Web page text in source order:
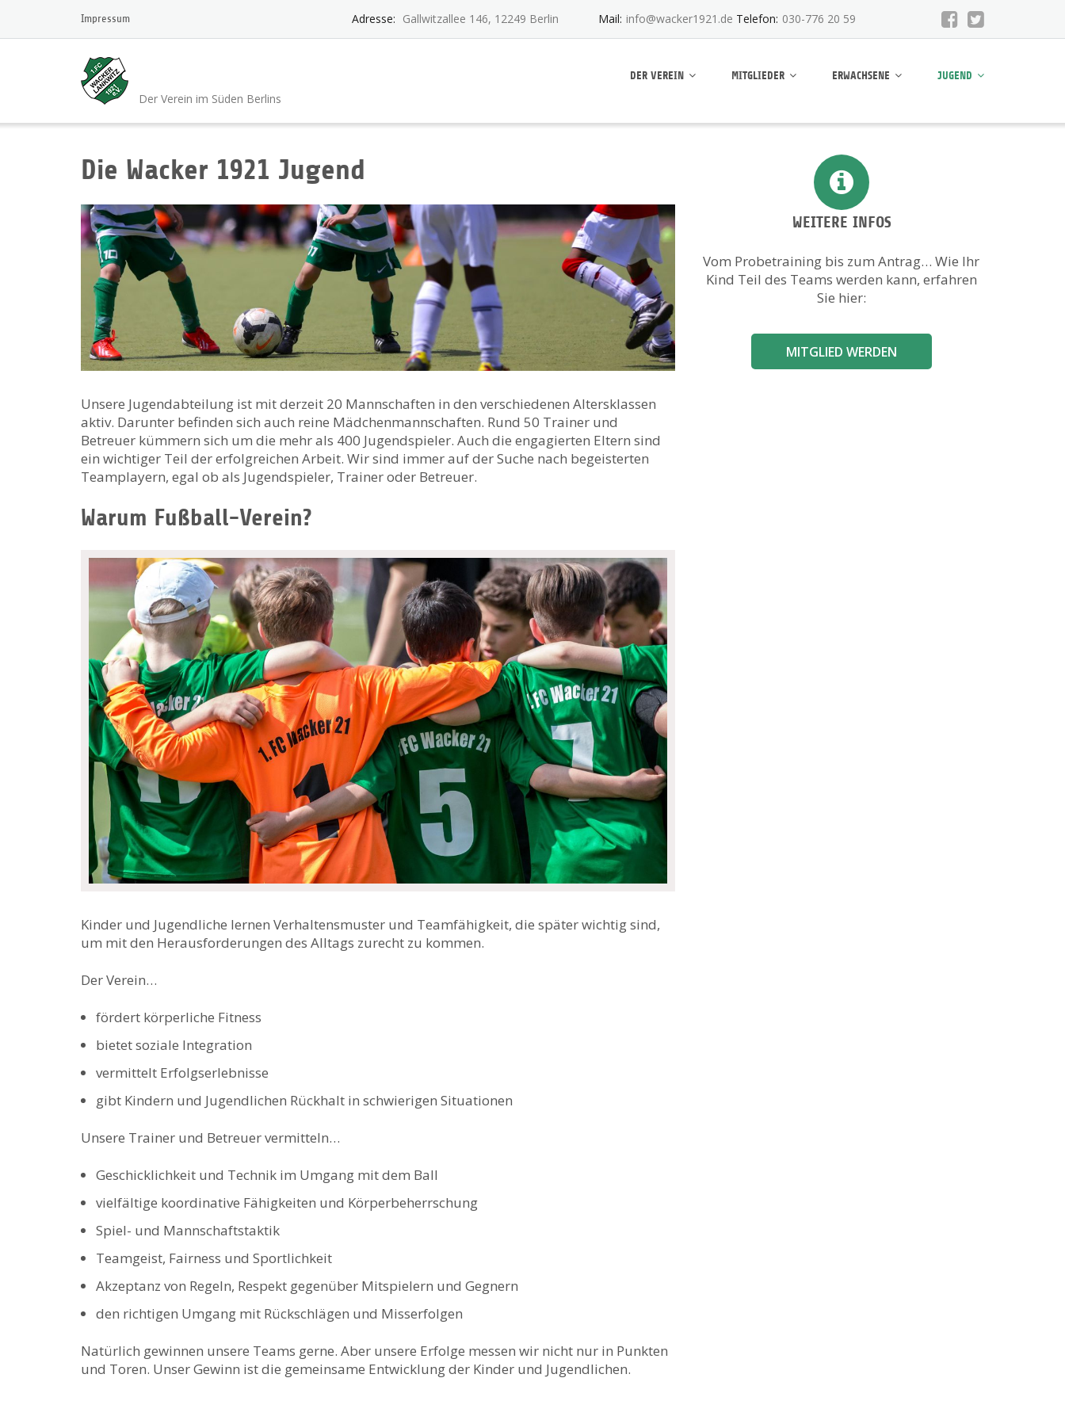
content
Impressum Adresse: Gallwitzallee 146, 12249 Berlin Mail: info@wacker1921.de Telefon: 030-776 20 59
Der Verein im Süden Berlins
DER VEREIN MITGLIEDER ERWACHSENE JUGEND
Die Wacker 1921 Jugend
Unsere Jugendabteilung ist mit derzeit 20 Mannschaften in den verschiedenen Altersklassen
aktiv. Darunter befinden sich auch reine Mädchenmannschaften. Rund 50 Trainer und
Betreuer kümmern sich um die mehr als 400 Jugendspieler. Auch die engagierten Eltern sind
ein wichtiger Teil der erfolgreichen Arbeit. Wir sind immer auf der Suche nach begeisterten
Teamplayern, egal ob als Jugendspieler, Trainer oder Betreuer.
Warum Fußball-Verein?
Kinder und Jugendliche lernen Verhaltensmuster und Teamfähigkeit, die später wichtig sind,
um mit den Herausforderungen des Alltags zurecht zu kommen.
Der Verein…
fördert körperliche Fitness
bietet soziale Integration
vermittelt Erfolgserlebnisse
gibt Kindern und Jugendlichen Rückhalt in schwierigen Situationen
Unsere Trainer und Betreuer vermitteln…
Geschicklichkeit und Technik im Umgang mit dem Ball
vielfältige koordinative Fähigkeiten und Körperbeherrschung
Spiel- und Mannschaftstaktik
Teamgeist, Fairness und Sportlichkeit
Akzeptanz von Regeln, Respekt gegenüber Mitspielern und Gegnern
den richtigen Umgang mit Rückschlägen und Misserfolgen
Natürlich gewinnen unsere Teams gerne. Aber unsere Erfolge messen wir nicht nur in Punkten
und Toren. Unser Gewinn ist die gemeinsame Entwicklung der Kinder und Jugendlichen.
WEITERE INFOS
Vom Probetraining bis zum Antrag… Wie Ihr
Kind Teil des Teams werden kann, erfahren
Sie hier:
MITGLIED WERDEN